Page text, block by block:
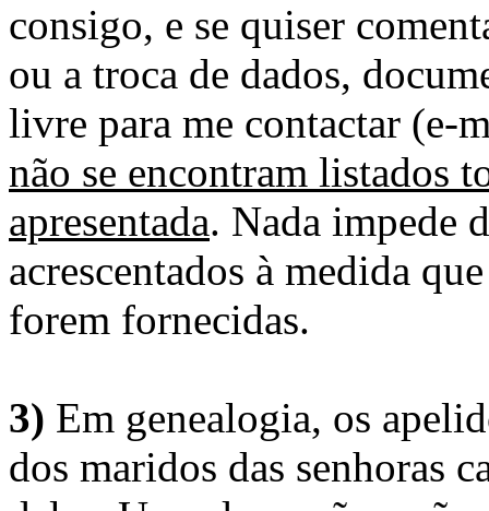
consigo, e se quiser
ou a troca de dados,
livre para me contactar (e-
não se encontram listados
apresentada. Nada impede
acrescentados à medida
forem fornecidas.
3) Em genealogia, os
dos maridos das senhoras